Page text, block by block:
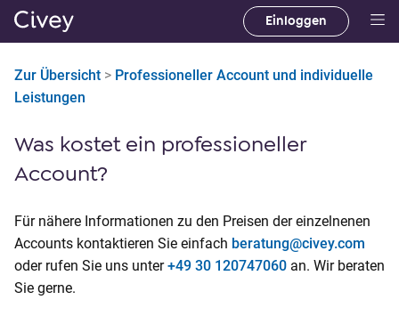
u
i
n
Einloggen
Zur Übersicht > Professioneller Account und individuelle
Leistungen
Was kostet ein professioneller
Account?
Für nähere Informationen zu den Preisen der einzelnenen
Accounts kontaktieren Sie einfach beratung@civey.com
oder rufen Sie uns unter+49 30 120747060 an. Wir beraten
Sie gerne.